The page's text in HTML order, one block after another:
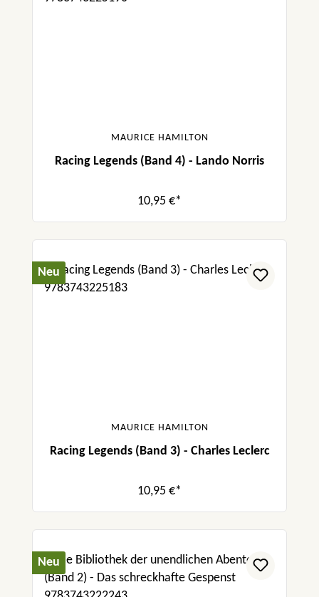
MAURICE HAMILTON
Racing Legends (Band 4) - Lando Norris
10,95 €*
Neu
MAURICE HAMILTON
Racing Legends (Band 3) - Charles Leclerc
10,95 €*
Neu